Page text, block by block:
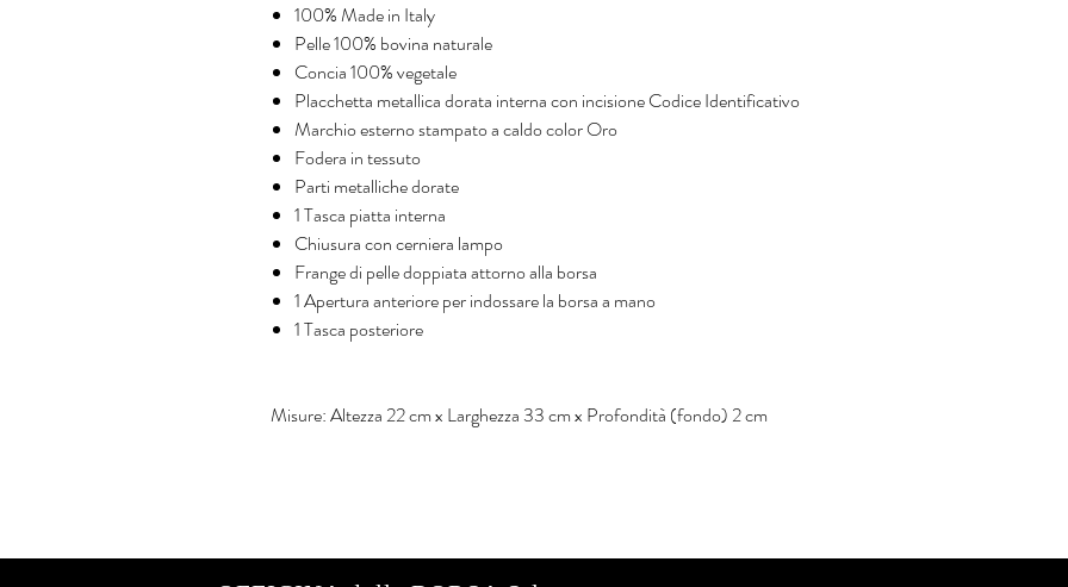
100% Made in Italy
Pelle 100% bovina naturale
Concia 100% vegetale
Placchetta metallica dorata interna con incisione Codice Identificativo
Marchio esterno stampato a caldo color Oro
Fodera in tessuto
Parti metalliche dorate
1 Tasca piatta interna
Chiusura con cerniera lampo
Frange di pelle doppiata attorno alla borsa
1 Apertura anteriore per indossare la borsa a mano
1 Tasca posteriore
Misure: Altezza 22 cm x Larghezza 33 cm x Profondità (fondo) 2 cm